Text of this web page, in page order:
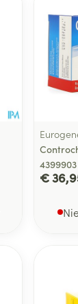
4399903
€